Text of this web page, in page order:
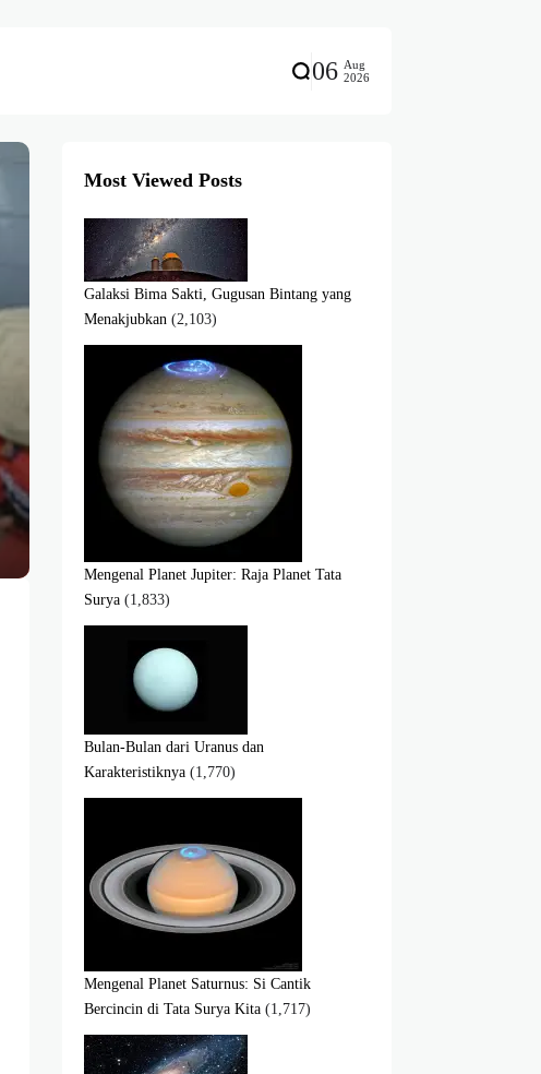
06 Aug
2026
Most Viewed Posts
Galaksi Bima Sakti, Gugusan Bintang yang
Menakjubkan (2,103)
Mengenal Planet Jupiter: Raja Planet Tata
Surya (1,833)
Bulan-Bulan dari Uranus dan
Karakteristiknya (1,770)
Mengenal Planet Saturnus: Si Cantik
Bercincin di Tata Surya Kita (1,717)